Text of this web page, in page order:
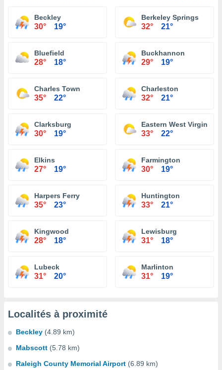
Beckley
30° 19°
Berkeley Springs
32° 21°
Bluefield
28° 18°
Buckhannon
29° 19°
Charles Town
35° 22°
Charleston
32° 21°
Clarksburg
30° 19°
Eastern West Virginia
33° 22°
Elkins
27° 19°
Farmington
30° 19°
Harpers Ferry
35° 23°
Huntington
33° 21°
Kingwood
28° 18°
Lewisburg
31° 18°
Lubeck
31° 20°
Marlinton
31° 19°
Localités à proximité
Beckley (4.89 km)
Mabscott (5.78 km)
Raleigh County Memorial Airport (6.89 km)